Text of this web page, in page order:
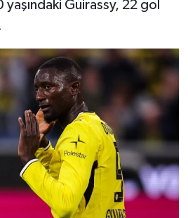
Guirassy, 22 gol